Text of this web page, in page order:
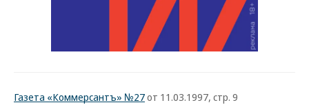
Газета «Коммерсантъ» №27от 11.03.1997, стр. 9